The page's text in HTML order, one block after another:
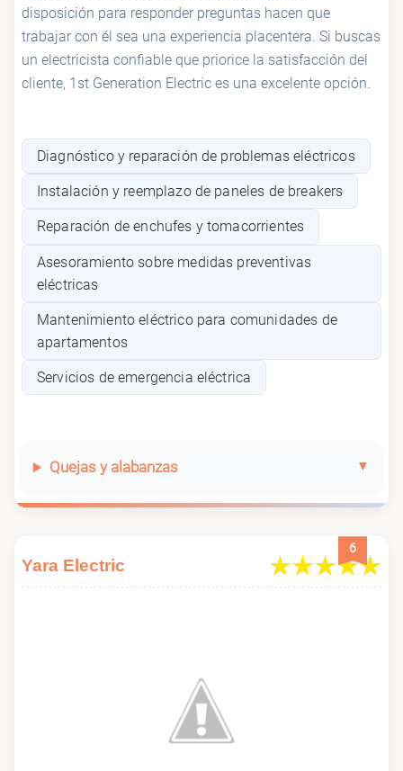
disposición para responder preguntas hacen que
trabajar con él sea una experiencia placentera. Si buscas
un electricista confiable que priorice la satisfacción del
cliente, 1st Generation Electric es una excelente opción.
Diagnóstico y reparación de problemas eléctricos
Instalación y reemplazo de paneles de breakers
Reparación de enchufes y tomacorrientes
Asesoramiento sobre medidas preventivas
eléctricas
Mantenimiento eléctrico para comunidades de
apartamentos
Servicios de emergencia eléctrica
Quejas y alabanzas
6
Yara Electric